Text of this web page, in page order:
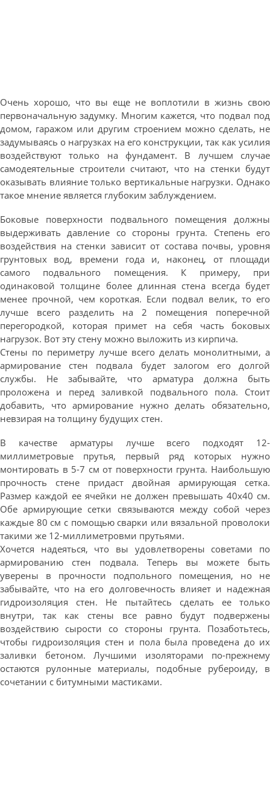
Очень хорошо, что вы еще не воплотили в жизнь свою
первоначальную задумку. Многим кажется, что подвал под
домом, гаражом или другим строением можно сделать, не
задумываясь о нагрузках на его конструкции, так как усилия
воздействуют только на фундамент. В лучшем случае
самодеятельные строители считают, что на стенки будут
оказывать влияние только вертикальные нагрузки. Однако
такое мнение является глубоким заблуждением.
Боковые поверхности подвального помещения должны
выдерживать давление со стороны грунта. Степень его
воздействия на стенки зависит от состава почвы, уровня
грунтовых вод, времени года и, наконец, от площади
самого подвального помещения. К примеру, при
одинаковой толщине более длинная стена всегда будет
менее прочной, чем короткая. Если подвал велик, то его
лучше всего разделить на 2 помещения поперечной
перегородкой, которая примет на себя часть боковых
нагрузок. Вот эту стену можно выложить из кирпича.
Стены по периметру лучше всего делать монолитными, а
армирование стен подвала будет залогом его долгой
службы. Не забывайте, что арматура должна быть
проложена и перед заливкой подвального пола. Стоит
добавить, что армирование нужно делать обязательно,
невзирая на толщину будущих стен.
В качестве арматуры лучше всего подходят 12-
миллиметровые прутья, первый ряд которых нужно
монтировать в 5-7 см от поверхности грунта. Наибольшую
прочность стене придаст двойная армирующая сетка.
Размер каждой ее ячейки не должен превышать 40х40 см.
Обе армирующие сетки связываются между собой через
каждые 80 см с помощью сварки или вязальной проволоки
такими же 12-миллиметровми прутьями.
Хочется надеяться, что вы удовлетворены советами по
армированию стен подвала. Теперь вы можете быть
уверены в прочности подпольного помещения, но не
забывайте, что на его долговечность влияет и надежная
гидроизоляция стен. Не пытайтесь сделать ее только
внутри, так как стены все равно будут подвержены
воздействию сырости со стороны грунта. Позаботьтесь,
чтобы гидроизоляция стен и пола была проведена до их
заливки бетоном. Лучшими изоляторами по-прежнему
остаются рулонные материалы, подобные рубероиду, в
сочетании с битумными мастиками.